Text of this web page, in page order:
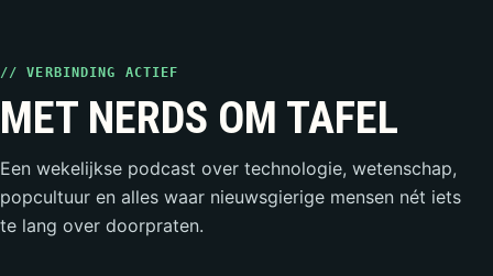
// VERBINDING ACTIEF
MET NERDS OM TAFEL
Een wekelijkse podcast over technologie, wetenschap,
popcultuur en alles waar nieuwsgierige mensen nét iets
te lang over doorpraten.